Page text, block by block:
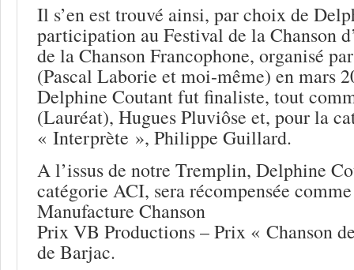
Il s’en est trouvé ainsi, par choix de
participation au Festival de la Chanson
de la Chanson Francophone, organisé
(Pascal Laborie et moi-même) en mars
Delphine Coutant fut finaliste, tout
(Lauréat), Hugues Pluviôse et, pour la
« Interprète », Philippe Guillard.
A l’issus de notre Tremplin, Delphine
catégorie ACI, sera récompensée
Manufacture Chanson
Prix VB Productions – Prix « Chanson
de Barjac.